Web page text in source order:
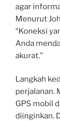
agar
Menurut
“Koneksi
Anda
akurat.”
Langkah
perjalanan.
GPS mobil
diinginkan.